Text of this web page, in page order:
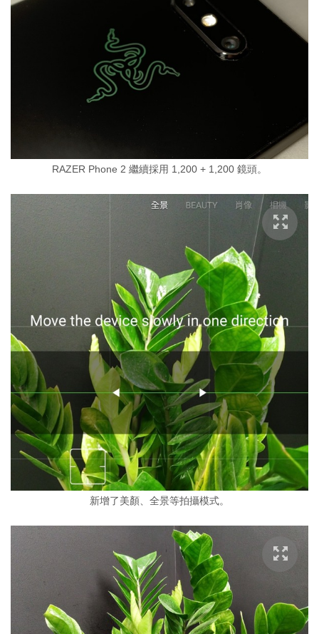
RAZER Phone 2 繼續採用 1,200 + 1,200 鏡頭。
新增了美顏、全景等拍攝模式。